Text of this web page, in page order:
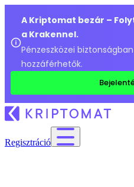
A Kriptomat bezár –
a Krakennel.
Pénzeszközei
hozzáférhetők.
Regisztráció